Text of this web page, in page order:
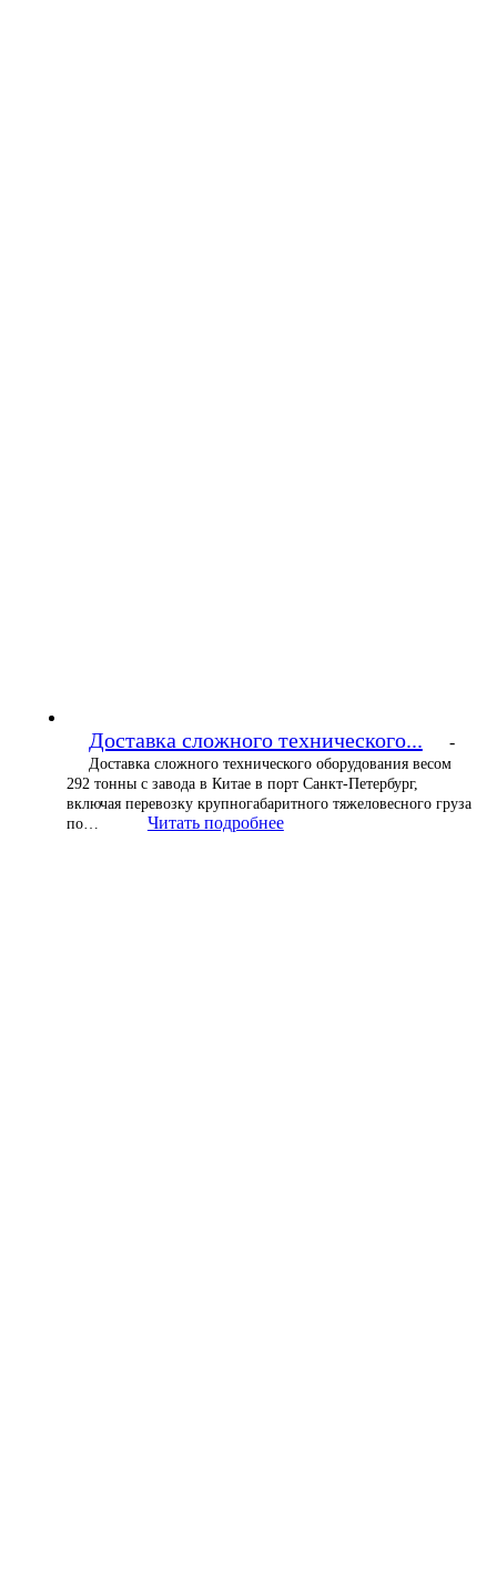
Доставка сложного технического... -
Доставка сложного технического оборудования весом
292 тонны с завода в Китае в порт Санкт-Петербург,
включая перевозку крупногабаритного тяжеловесного груза
по…
Читать подробнее